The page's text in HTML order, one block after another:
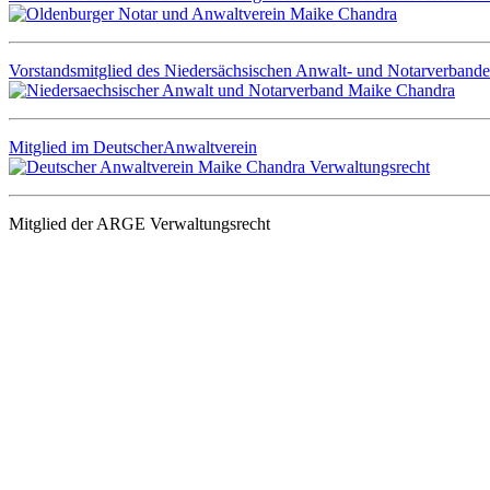
Vorstandsmitglied des Niedersächsischen Anwalt- und
Mitglied im DeutscherAnwaltverein
Mitglied der ARGE Verwaltungsrecht